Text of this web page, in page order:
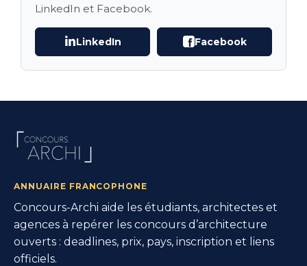
LinkedIn et Facebook.
LinkedIn Facebook
ANNUAIRE FRANCOPHONE
Concours-Archi aide les étudiants, architectes et
agences à repérer les concours d’architecture
ouverts : deadlines, prix, pays, inscription et liens
officiels.